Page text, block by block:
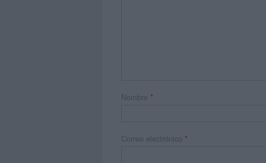
Nombre *
Correo electrónico *